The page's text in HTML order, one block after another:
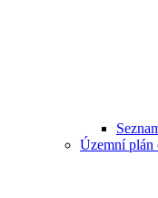
Územní plán